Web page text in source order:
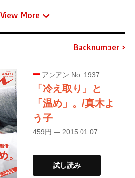
View More
Backnumber
アンアン No. 1937
「冷え取り」と
「温め」。/真木よ
う子
459円 — 2015.01.07
試し読み